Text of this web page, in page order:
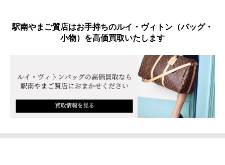
駅南やまご質店はお手持ちのルイ・ヴィトン（バッグ・
小物）を高価買取いたします